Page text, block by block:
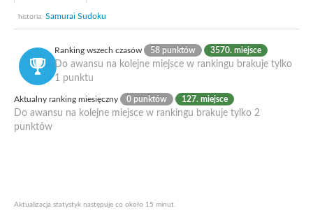
historia: Samurai Sudoku
Ranking wszech czasów 58 punktów 3570. miejsce
Do awansu na kolejne miejsce w rankingu brakuje tylko
1 punktu
Aktualny ranking miesięczny 0 punktów 127. miejsce
Do awansu na kolejne miejsce w rankingu brakuje tylko 2
punktów
Aktualizacja statystyk następuje co około 15 minut.